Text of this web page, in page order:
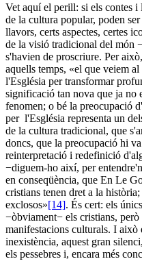
Vet aquí el perill: si els contes i
de la cultura popular, poden
llavors, certs aspectes, certes
de la visió tradicional del món
s'havien de proscriure. Per
aquells temps, «el que veiem
l'Església per transformar
significació tan nova que ja no
fenomen; o bé la preocupació
per l'Església representa un
de la cultura tradicional, que
doncs, que la preocupació hi
reinterpretació i redefinició
−diguem-ho així, per
en conseqüència, que En Le
cristians tenen dret a la
exclosos»[14]. És cert: els
−òbviament− els cristians, però
manifestacions culturals. I això
inexistència, aquest gran
els pessebres i, encara més